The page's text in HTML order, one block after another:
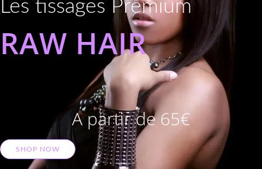
Les tissages Premium
RAW HAIR
A partir de 65€
SHOP NOW